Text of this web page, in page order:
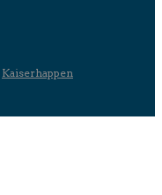
Kaiserhappen